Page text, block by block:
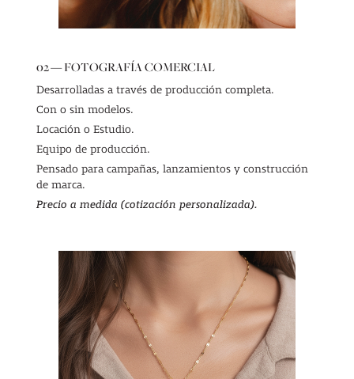
02 — FOTOGRAFÍA COMERCIAL
Desarrolladas a través de producción completa.
Con o sin modelos.
Locación o Estudio.
Equipo de producción.
Pensado para campañas, lanzamientos y construcción
de marca.
Precio a medida (cotización personalizada).